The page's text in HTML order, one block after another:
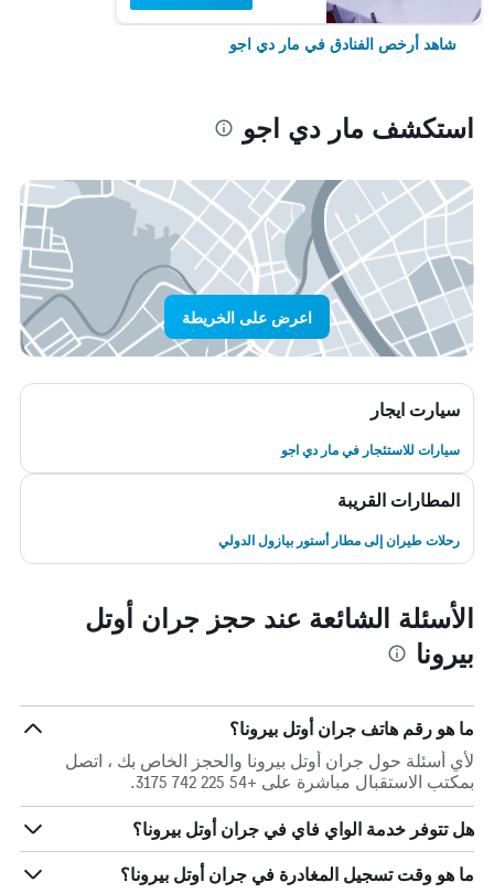
شاهد أرخص الفنادق في مار دي اجو
استكشف مار دي اجو
اعرض على الخريطة
سيارت ايجار
سيارات للاستئجار في مار دي اجو
المطارات القريبة
رحلات طيران إلى مطار أستور بيازول الدولي
الأسئلة الشائعة عند حجز جران أوتل
بيرونا
ما هو رقم هاتف جران أوتل بيرونا؟
لأي أسئلة حول جران أوتل بيرونا والحجز الخاص بك ، اتصل
بمكتب الاستقبال مباشرة على +54 225 742 3175.
هل تتوفر خدمة الواي فاي في جران أوتل بيرونا؟
ما هو وقت تسجيل المغادرة في جران أوتل بيرونا؟